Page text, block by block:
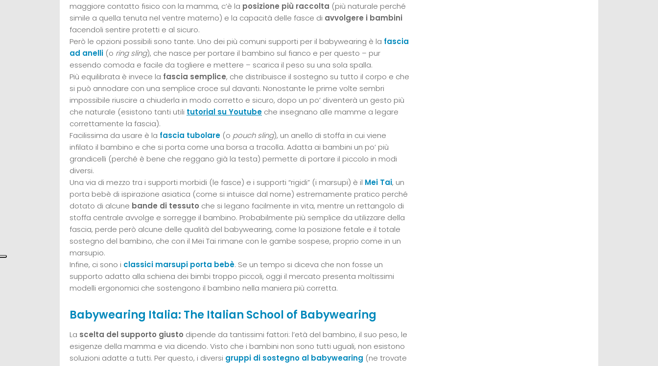
maggiore contatto fisico con la mamma, c’è la posizione più raccolta (più naturale perché
simile a quella tenuta nel ventre materno) e la capacità delle fasce di avvolgere i bambini
facendoli sentire protetti e al sicuro.
Però le opzioni possibili sono tante. Uno dei più comuni supporti per il babywearing è la fascia
ad anelli (o ring sling), che nasce per portare il bambino sul fianco e per questo – pur
essendo comoda e facile da togliere e mettere – scarica il peso su una sola spalla.
Più equilibrata è invece la fascia semplice, che distribuisce il sostegno su tutto il corpo e che
si può annodare con una semplice croce sul davanti. Nonostante le prime volte sembri
impossibile riuscire a chiuderla in modo corretto e sicuro, dopo un po’ diventerà un gesto più
che naturale (esistono tanti utili tutorial su Youtube che insegnano alle mamme a legare
correttamente la fascia).
Facilissima da usare è la fascia tubolare (o pouch sling), un anello di stoffa in cui viene
infilato il bambino e che si porta come una borsa a tracolla. Adatta ai bambini un po’ più
grandicelli (perché è bene che reggano già la testa) permette di portare il piccolo in modi
diversi.
Una via di mezzo tra i supporti morbidi (le fasce) e i supporti “rigidi” (i marsupi) è il Mei Tai, un
porta bebè di ispirazione asiatica (come si intuisce dal nome) estremamente pratico perché
dotato di alcune bande di tessuto che si legano facilmente in vita, mentre un rettangolo di
stoffa centrale avvolge e sorregge il bambino. Probabilmente più semplice da utilizzare della
fascia, perde però alcune delle qualità del babywearing, come la posizione fetale e il totale
sostegno del bambino, che con il Mei Tai rimane con le gambe sospese, proprio come in un
marsupio.
Infine, ci sono i classici marsupi porta bebè. Se un tempo si diceva che non fosse un
supporto adatto alla schiena dei bimbi troppo piccoli, oggi il mercato presenta moltissimi
modelli ergonomici che sostengono il bambino nella maniera più corretta.
Babywearing Italia: The Italian School of Babywearing
La scelta del supporto giusto dipende da tantissimi fattori: l’età del bambino, il suo peso, le
esigenze della mamma e via dicendo. Visto che i bambini non sono tutti uguali, non esistono
soluzioni adatte a tutti. Per questo, i diversi gruppi di sostegno al babywearing (ne trovate